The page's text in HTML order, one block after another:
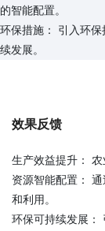
的智能配置。
环保措施： 引入环
续发展。
效果反馈
生产效益提升： 农
资源智能配置：
和利用。
环保可持续发展：